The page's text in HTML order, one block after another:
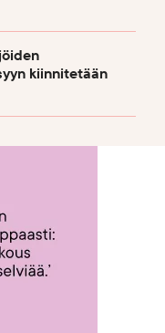
kiinnitetään